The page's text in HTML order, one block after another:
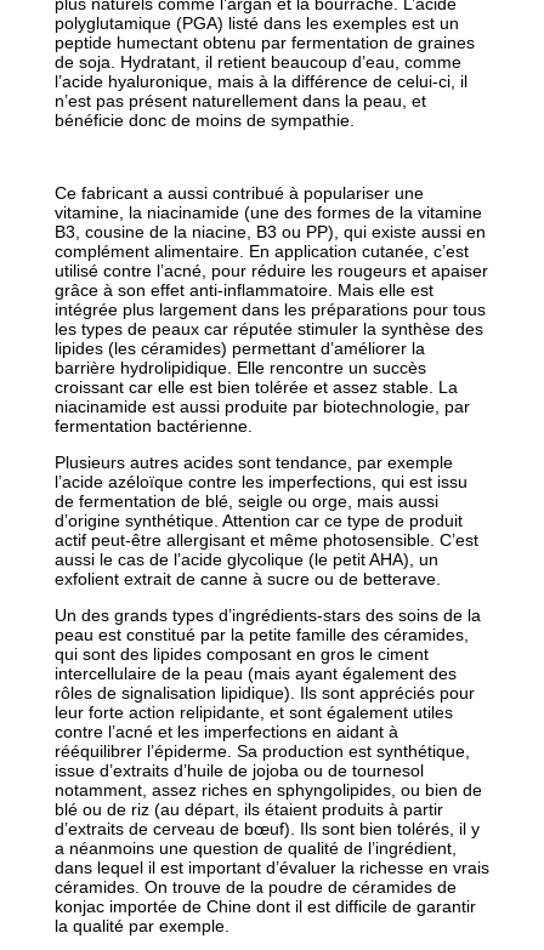
polyglutamique (PGA) listé dans les exemples est un
peptide humectant obtenu par fermentation de graines
de soja. Hydratant, il retient beaucoup d’eau, comme
l’acide hyaluronique, mais à la différence de celui-ci, il
n’est pas présent naturellement dans la peau, et
bénéficie donc de moins de sympathie.
Ce fabricant a aussi contribué à populariser une
vitamine, la niacinamide (une des formes de la vitamine
B3, cousine de la niacine, B3 ou PP), qui existe aussi en
complément alimentaire. En application cutanée, c’est
utilisé contre l’acné, pour réduire les rougeurs et apaiser
grâce à son effet anti-inflammatoire. Mais elle est
intégrée plus largement dans les préparations pour tous
les types de peaux car réputée stimuler la synthèse des
lipides (les céramides) permettant d’améliorer la
barrière hydrolipidique. Elle rencontre un succès
croissant car elle est bien tolérée et assez stable. La
niacinamide est aussi produite par biotechnologie, par
fermentation bactérienne.
Plusieurs autres acides sont tendance, par exemple
l’acide azéloïque contre les imperfections, qui est issu
de fermentation de blé, seigle ou orge, mais aussi
d’origine synthétique. Attention car ce type de produit
actif peut-être allergisant et même photosensible. C’est
aussi le cas de l’acide glycolique (le petit AHA), un
exfolient extrait de canne à sucre ou de betterave.
Un des grands types d’ingrédients-stars des soins de la
peau est constitué par la petite famille des céramides,
qui sont des lipides composant en gros le ciment
intercellulaire de la peau (mais ayant également des
rôles de signalisation lipidique). Ils sont appréciés pour
leur forte action relipidante, et sont également utiles
contre l’acné et les imperfections en aidant à
rééquilibrer l’épiderme. Sa production est synthétique,
issue d’extraits d’huile de jojoba ou de tournesol
notamment, assez riches en sphyngolipides, ou bien de
blé ou de riz (au départ, ils étaient produits à partir
d’extraits de cerveau de bœuf). Ils sont bien tolérés, il y
a néanmoins une question de qualité de l’ingrédient,
dans lequel il est important d’évaluer la richesse en vrais
céramides. On trouve de la poudre de céramides de
konjac importée de Chine dont il est difficile de garantir
la qualité par exemple.